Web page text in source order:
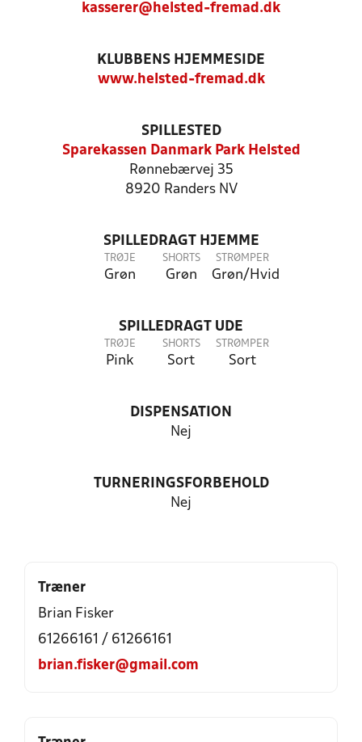
kasserer@helsted-fremad.dk
KLUBBENS HJEMMESIDE
www.helsted-fremad.dk
SPILLESTED
Sparekassen Danmark Park Helsted
Rønnebærvej 35
8920 Randers NV
SPILLEDRAGT HJEMME
TRØJE
Grøn
SHORTS
Grøn
STRØMPER
Grøn/Hvid
SPILLEDRAGT UDE
TRØJE
Pink
SHORTS
Sort
STRØMPER
Sort
DISPENSATION
Nej
TURNERINGSFORBEHOLD
Nej
Træner
Brian Fisker
61266161 / 61266161
brian.fisker@gmail.com